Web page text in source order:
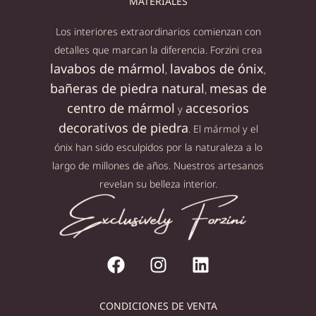
Los interiores extraordinarios comienzan con
detalles que marcan la diferencia. Forzini crea
lavabos de mármol, lavabos de ónix,
bañeras de piedra natural, mesas de
centro de mármol y accesorios
decorativos de piedra. El mármol y el
ónix han sido esculpidos por la naturaleza a lo
largo de millones de años. Nuestros artesanos
revelan su belleza interior.
CONDICIONES DE VENTA